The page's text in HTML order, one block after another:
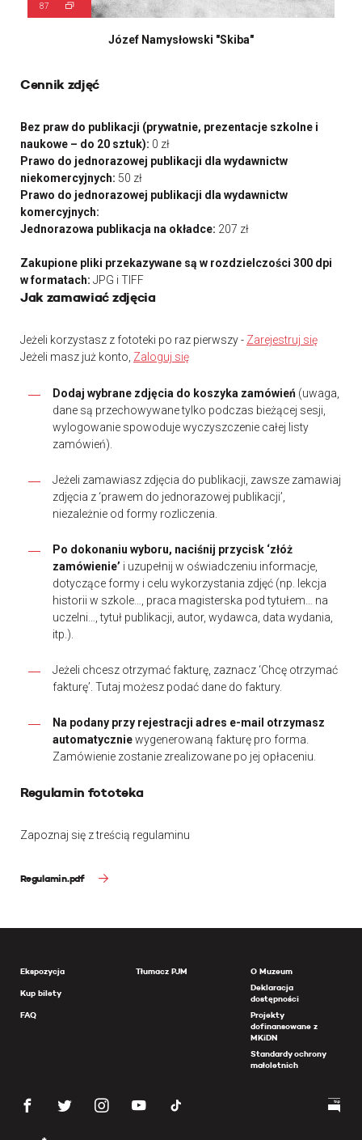
87
Józef Namysłowski "Skiba"
Cennik zdjęć
Bez praw do publikacji (prywatnie, prezentacje szkolne i
naukowe – do 20 sztuk): 0 zł
Prawo do jednorazowej publikacji dla wydawnictw
niekomercyjnych: 50 zł
Prawo do jednorazowej publikacji dla wydawnictw
komercyjnych:
Jednorazowa publikacja na okładce: 207 zł
Zakupione pliki przekazywane są w rozdzielczości 300 dpi
w formatach: JPG i TIFF
Jak zamawiać zdjęcia
Jeżeli korzystasz z fototeki po raz pierwszy - Zarejestruj się
Jeżeli masz już konto, Zaloguj się
Dodaj wybrane zdjęcia do koszyka zamówień (uwaga,
dane są przechowywane tylko podczas bieżącej sesji,
wylogowanie spowoduje wyczyszczenie całej listy
zamówień).
Jeżeli zamawiasz zdjęcia do publikacji, zawsze zamawiaj
zdjęcia z ‘prawem do jednorazowej publikacji’,
niezależnie od formy rozliczenia.
Po dokonaniu wyboru, naciśnij przycisk ‘złóż
zamówienie’ i uzupełnij w oświadczeniu informacje,
dotyczące formy i celu wykorzystania zdjęć (np. lekcja
historii w szkole…, praca magisterska pod tytułem… na
uczelni…, tytuł publikacji, autor, wydawca, data wydania,
itp.).
Jeżeli chcesz otrzymać fakturę, zaznacz ‘Chcę otrzymać
fakturę’. Tutaj możesz podać dane do faktury.
Na podany przy rejestracji adres e-mail otrzymasz
automatyczniewygenerowaną fakturę pro forma.
Zamówienie zostanie zrealizowane po jej opłaceniu.
Regulamin fototeka
Zapoznaj się z treścią regulaminu
Regulamin.pdf
Ekspozycja
Kup bilety
FAQ
Tłumacz PJM
O Muzeum
Deklaracja
dostępności
Projekty
dofinansowane z
MKiDN
Standardy ochrony
małoletnich